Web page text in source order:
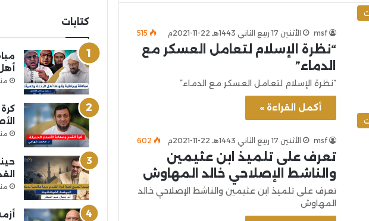
msf الأثنين 17 ربيع الثاني 1443هـ 22-11-2021م 515
“نظرة الإسلام لتعامل العسكر مع
الدماء”
“نظرة الإسلام لتعامل العسكر مع الدماء”
أكمل القراءة »
msf الأثنين 17 ربيع الثاني 1443هـ 22-11-2021م 602
تعرف على تلميذ ابن عثيمين
والناشط الإصلاحي خالد المهاوش
تعرف على تلميذ ابن عثيمين والناشط الإصلاحي خالد
المهاوش
كتابات
منذ 3
منذ 3